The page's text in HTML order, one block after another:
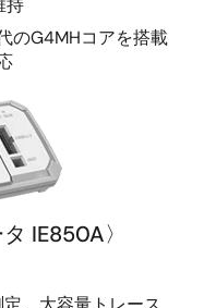
持
のG4MHコアを搭載
IE850A〉